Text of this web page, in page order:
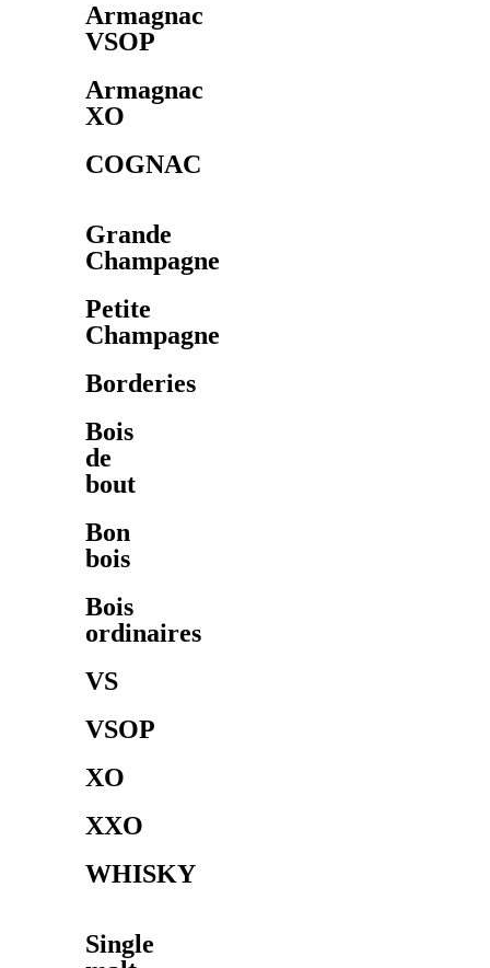
Armagnac
VSOP
Armagnac
XO
COGNAC
Grande
Champagne
Petite
Champagne
Borderies
Bois
de
bout
Bon
bois
Bois
ordinaires
VS
VSOP
XO
XXO
WHISKY
Single